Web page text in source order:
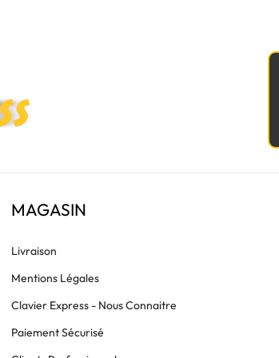
MAGASIN
Livraison
Mentions Légales
Clavier Express - Nous Connaitre
Paiement Sécurisé